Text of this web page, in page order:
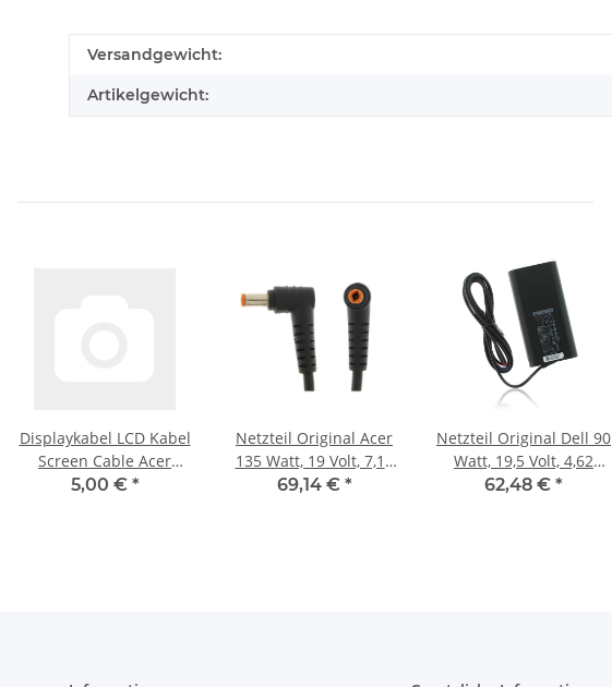
Versandgewicht:
Artikelgewicht:
Displaykabel LCD Kabel
Screen Cable Acer
Aspire 3640 5550
5,00 € *
Netzteil Original Acer
135 Watt, 19 Volt, 7,11
Ampere, Stecker: 5,5
69,14 € *
Netzteil Original Dell 90
Watt, 19,5 Volt, 4,62
Ampere, Stecker: 7,4
62,48 € *